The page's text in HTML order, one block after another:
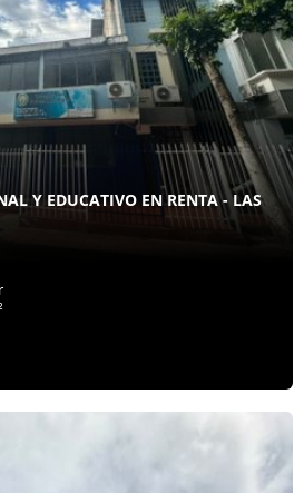
Y EDUCATIVO EN RENTA - LAS